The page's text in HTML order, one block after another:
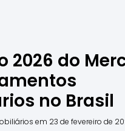
2026 do
no Brasil
23 de fevereiro de